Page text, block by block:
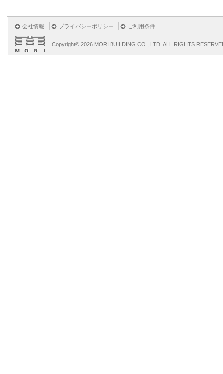
会社情報 プライバシーポリシー ご利用条件
Copyright© 2026 MORI BUILDING CO., LTD. ALL RIGHTS